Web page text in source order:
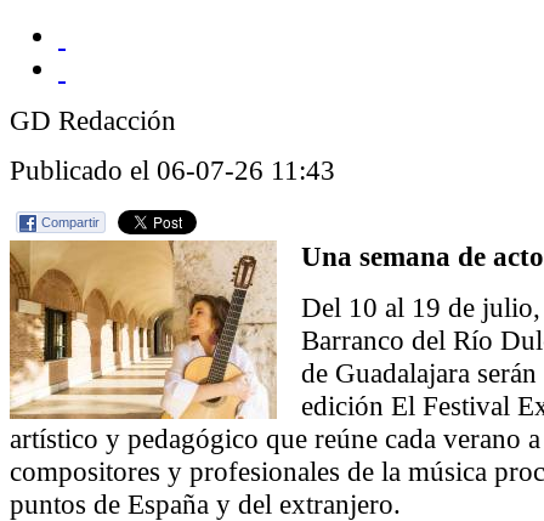
GD Redacción
Publicado el 06-07-26 11:43
Compartir
Una semana de
Del 10 al 19 de
Barranco del Río
de Guadalajara
edición El Festival
artístico y pedagógico que reúne cada verano
compositores y profesionales de la música
puntos de España y del extranjero.